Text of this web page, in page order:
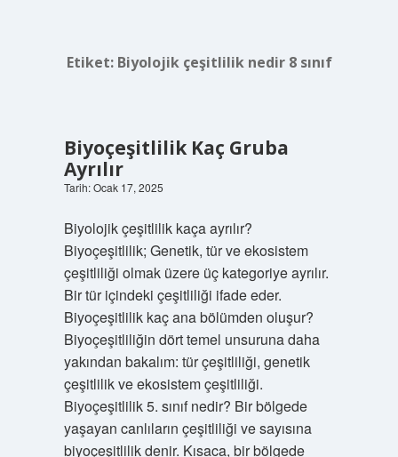
Etiket: Biyolojik çeşitlilik nedir 8 sınıf
Biyoçeşitlilik Kaç Gruba
Ayrılır
Tarih: Ocak 17, 2025
Biyolojik çeşitlilik kaça ayrılır?
Biyoçeşitlilik; Genetik, tür ve ekosistem
çeşitliliği olmak üzere üç kategoriye ayrılır.
Bir tür içindeki çeşitliliği ifade eder.
Biyoçeşitlilik kaç ana bölümden oluşur?
Biyoçeşitliliğin dört temel unsuruna daha
yakından bakalım: tür çeşitliliği, genetik
çeşitlilik ve ekosistem çeşitliliği.
Biyoçeşitlilik 5. sınıf nedir? Bir bölgede
yaşayan canlıların çeşitliliği ve sayısına
biyoçeşitlilik denir. Kısaca, bir bölgede